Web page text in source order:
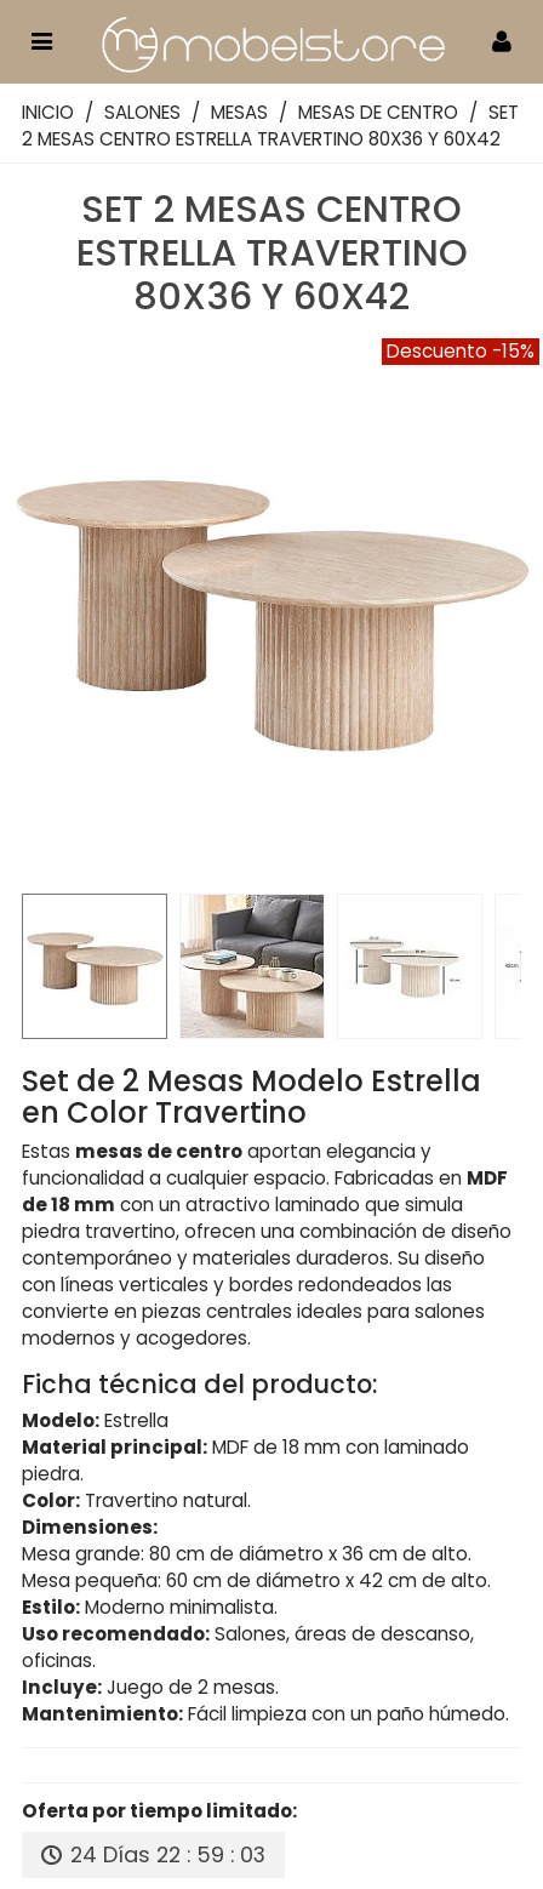
INICIO / SALONES / MESAS / MESAS DE CENTRO / SET
2 MESAS CENTRO ESTRELLA TRAVERTINO 80X36 Y 60X42
SET 2 MESAS CENTRO
ESTRELLA TRAVERTINO
80X36 Y 60X42
Descuento -15%
Set de 2 Mesas Modelo Estrella
en Color Travertino
Estas mesas de centroaportan elegancia y
funcionalidad a cualquier espacio. Fabricadas en MDF
de 18 mm con un atractivo laminado que simula
piedra travertino, ofrecen una combinación de diseño
contemporáneo y materiales duraderos. Su diseño
con líneas verticales y bordes redondeados las
convierte en piezas centrales ideales para salones
modernos y acogedores.
Ficha técnica del producto:
Modelo:Estrella
Material principal:MDF de 18 mm con laminado
piedra.
Color: Travertino natural.
Dimensiones:
Mesa grande: 80 cm de diámetro x 36 cm de alto.
Mesa pequeña: 60 cm de diámetro x 42 cm de alto.
Estilo:Moderno minimalista.
Uso recomendado:Salones, áreas de descanso,
oficinas.
Incluye:Juego de 2 mesas.
Mantenimiento:Fácil limpieza con un paño húmedo.
Oferta por tiempo limitado:
24 Días 22 : 59 : 02